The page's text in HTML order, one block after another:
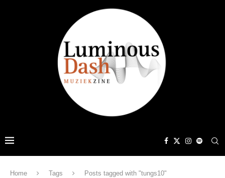
Home Tags Posts tagged with "tungs10"